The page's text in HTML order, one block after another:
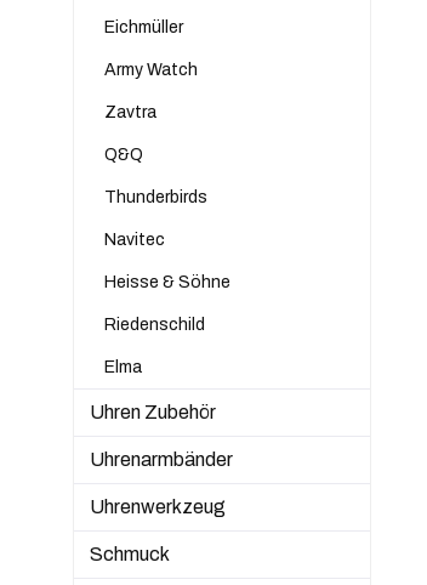
Eichmüller
Army Watch
Zavtra
Q&Q
Thunderbirds
Navitec
Heisse & Söhne
Riedenschild
Elma
Uhren Zubehör
Uhrenarmbänder
Uhrenwerkzeug
Schmuck